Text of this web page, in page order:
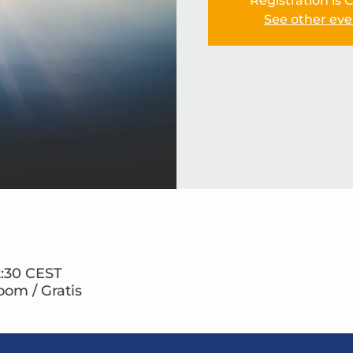
See other
CEST
/ Gratis